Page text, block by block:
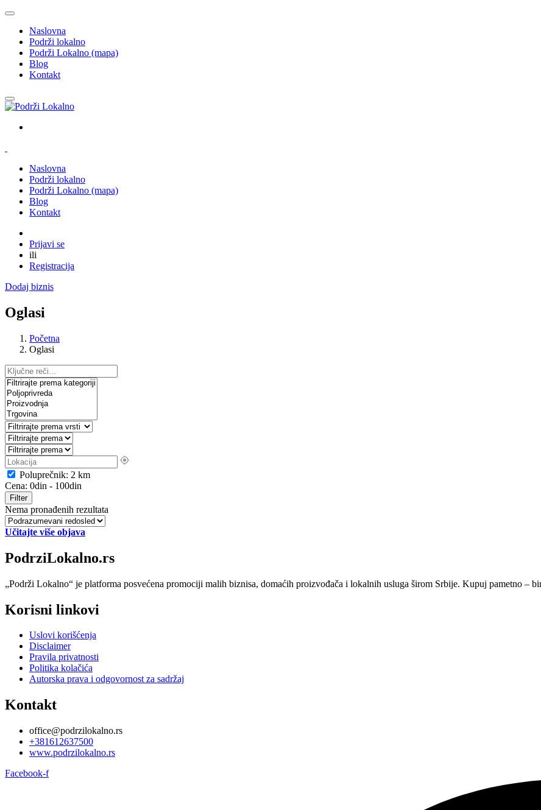
Naslovna
Podrži lokalno
Podrži Lokalno (mapa)
Blog
Kontakt
Naslovna
Podrži lokalno
Podrži Lokalno (mapa)
Blog
Kontakt
Prijavi se
ili
Registracija
Dodaj biznis
Oglasi
Početna
Oglasi
Poluprečnik: 2 km
Cena: 0din - 100din
Filter
Nema pronađenih rezultata
Učitajte više objava
PodrziLokalno.rs
„Podrži Lokalno“ je platforma posvećena promociji malih biznisa, domaćih proizvođača i lokalnih usluga širom Srbije. Kupuj pametno –
Korisni linkovi
Uslovi korišćenja
Disclaimer
Pravila privatnosti
Politika kolačića
Autorska prava i odgovornost za sadržaj
Kontakt
office@podrzilokalno.rs
+381612637500
www.podrzilokalno.rs
Facebook-f